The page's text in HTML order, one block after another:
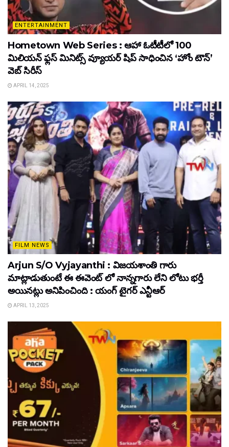
ENTERTAINMENT
Hometown Web Series : ఆహా ఓటీటీలో 100
మిలియన్ ఫ్లస్ మినిట్స్ వ్యూయర్ షిప్ సాధించిన ‘హోం టౌన్’
వెబ్ సిరీస్
APRIL 14, 2025
FILM NEWS
Arjun S/O Vyjayanthi : విజయశాంతి గారు
మాట్లాడుతుంటే ఈ ఈవెంట్ లో నాన్నగారు లేని లోటు భర్తీ
అయినట్లు అనిపించింది : యంగ్ టైగర్ ఎన్టీఆర్
APRIL 13, 2025